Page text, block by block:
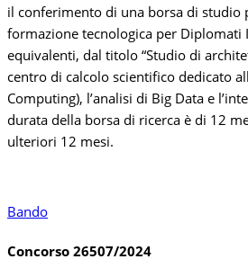
il conferimento di una borsa di studio
formazione tecnologica per Diplomati
equivalenti, dal titolo “Studio di
centro di calcolo scientifico dedicato
Computing), l’analisi di Big Data e
durata della borsa di ricerca è di 12
ulteriori 12 mesi.
Bando
Concorso 26507/2024